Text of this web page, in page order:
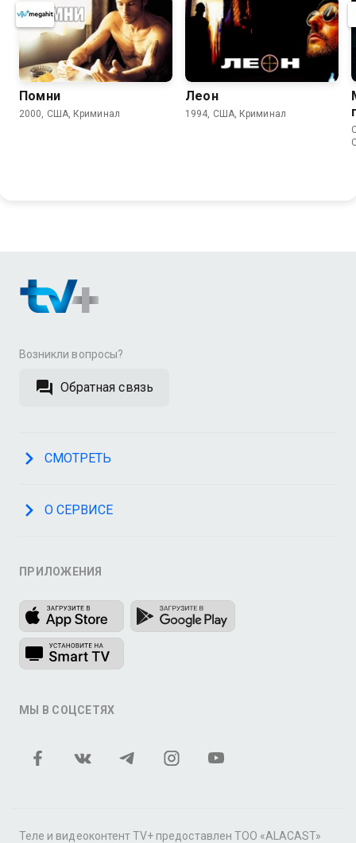
Помни
2000, США, Криминал
Леон
1994, США, Криминал
Возникли вопросы?
Обратная связь
СМОТРЕТЬ
О СЕРВИСЕ
ПРИЛОЖЕНИЯ
МЫ В СОЦСЕТЯХ
Теле и видеоконтент TV+ предоставлен ТОО «ALACAST»